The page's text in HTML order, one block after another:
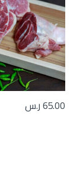
65.00ر.س